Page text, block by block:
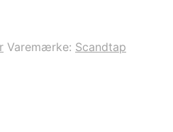
Varemærke: Scandtap